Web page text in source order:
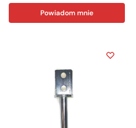
Powiadom mnie